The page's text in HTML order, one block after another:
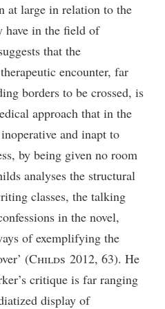
at large in relation to the
have in the field of
that the
encounter, far
borders to be crossed, is
approach that in the
and inapt to
by being given no room
analyses the structural
classes, the talking
in the novel,
of exemplifying the
(Childs 2012, 63). He
critique is far ranging
display of